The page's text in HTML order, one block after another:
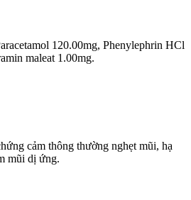
120.00mg, Phenylephrin HCl
maleat 1.00mg.
cảm thông thường nghẹt mũi, hạ
mũi dị ứng.